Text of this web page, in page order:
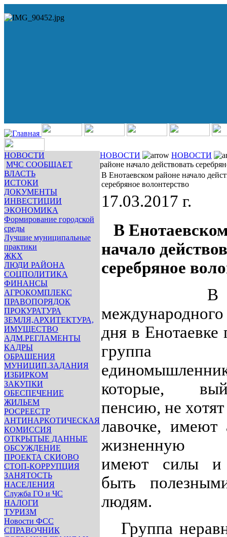
НОВОСТИ
МЧС СООБЩАЕТ
ВЛАСТЬ
ИСТОКИ
ДОКУМЕНТЫ
ИНВЕСТИЦИИ
ЭКОНОМИКА
Формирование городской
среды
Лучшие муниципальные
практики
ЖКХ
ЛЮДИ РАЙОНА
СОЦПОЛИТИКА
ФИНАНСЫ
АГРОКОМПЛЕКС
ПРАВОПОРЯДОК
ПРОКУРАТУРА
ЗЕМЛЯ,АРХИТЕКТУРА,
ИМУЩЕСТВО
АДМ.РЕГЛАМЕНТЫ
КАДРЫ
ОБРАЩЕНИЯ
МУНИЦИП.ЗАДАНИЯ
ИЗБИРКОМ
ЗАКУПКИ
ОБЕСПЕЧЕНИЕ
ЖИЛЬЕМ
РОСРЕЕСТР
АНТИНАРКОТИЧЕСКАЯ
КОМИССИЯ
ОТКРЫТЫЕ ДАННЫЕ
ОБСУЖДЕНИЕ
ПРОЕКТА СКИОВО
СТОП-КОРРУПЦИЯ
ЗАНЯТОСТЬ
НАСЕЛЕНИЯ
Служба ГО и ЧС
НАЛОГИ
ТУРИЗМ
Новости ФСС
СПРАВОЧНИК
НОВОСТИ
НОВОСТИ
районе начало действовать
В Енотаевском районе начало
серебряное волонтерство
17.03.2017 г.
В
начало
серебряное
В
дня в Енотаевке
группа
которые,
пенсию, не хотят
лавочке, имеют
жизненную
имеют силы и
быть
людям.
Группа